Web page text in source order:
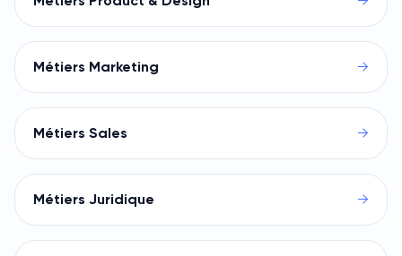
Métiers Marketing →
Métiers Sales →
Métiers Juridique →